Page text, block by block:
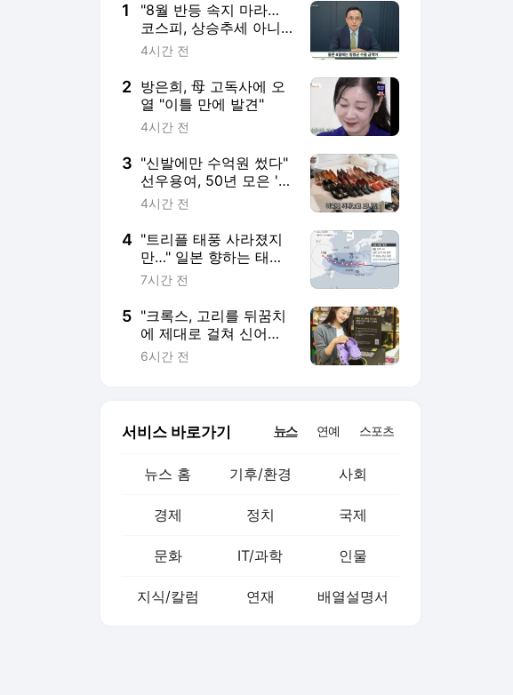
1
"8월 반등 속지 마라…
코스피, 상승추세 아니
라 '조정국면'"
4시간 전
2 방은희, 母 고독사에 오
열 "이틀 만에 발견"
4시간 전
3 "신발에만 수억원 썼다"
선우용여, 50년 모은 '명
품 구두' 컬렉션
4시간 전
4 "트리플 태풍 사라졌지
만…" 일본 향하는 태풍
돌핀·찬홈, 진로 '급변'
7시간 전
5 "크록스, 고리를 뒤꿈치
에 제대로 걸쳐 신어
야"…美 족부 전문의 경
6시간 전
서비스 바로가기 뉴스 연예 스포츠
뉴스 홈 기후/환경 사회
경제 정치 국제
문화 IT/과학 인물
지식/칼럼 연재 배열설명서